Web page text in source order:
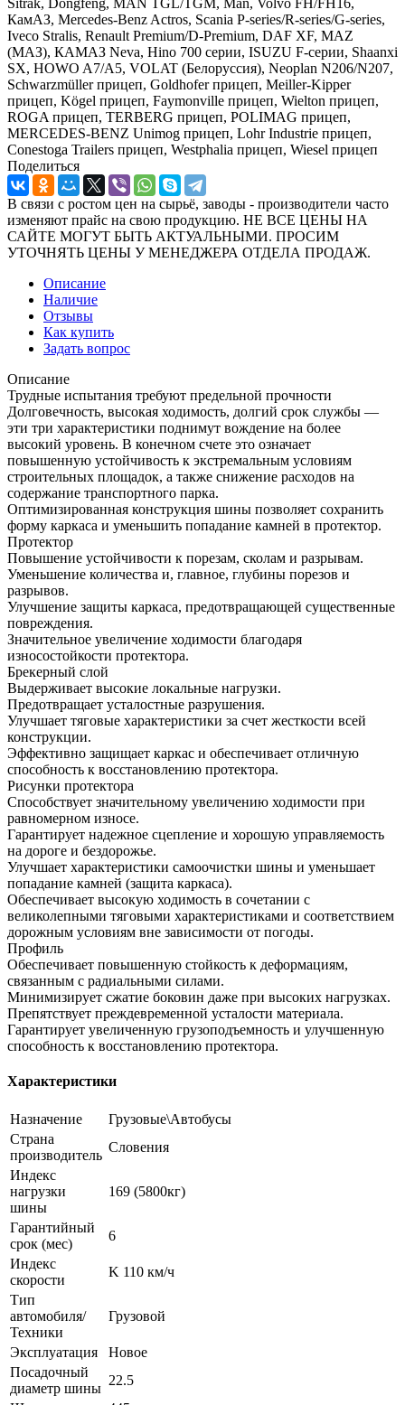
КамАЗ, Mercedes-Benz Actros, Scania P-series/R-series/G-series,
Iveco Stralis, Renault Premium/D-Premium, DAF XF, MAZ
(МАЗ), КАМАЗ Neva, Hino 700 серии, ISUZU F-серии, Shaanxi
SX, HOWO A7/A5, VOLAT (Белоруссия), Neoplan N206/N207,
Schwarzmüller прицеп, Goldhofer прицеп, Meiller-Kipper
прицеп, Kögel прицеп, Faymonville прицеп, Wielton прицеп,
ROGA прицеп, TERBERG прицеп, POLIMAG прицеп,
MERCEDES-BENZ Unimog прицеп, Lohr Industrie прицеп,
Conestoga Trailers прицеп, Westphalia прицеп, Wiesel прицеп
Поделиться
В связи с ростом цен на сырьё, заводы - производители часто
изменяют прайс на свою продукцию. НЕ ВСЕ ЦЕНЫ НА
САЙТЕ МОГУТ БЫТЬ АКТУАЛЬНЫМИ. ПРОСИМ
УТОЧНЯТЬ ЦЕНЫ У МЕНЕДЖЕРА ОТДЕЛА ПРОДАЖ.
Описание
Наличие
Отзывы
Как купить
Задать вопрос
Описание
Трудные испытания требуют предельной прочности
Долговечность, высокая ходимость, долгий срок службы —
эти три характеристики поднимут вождение на более
высокий уровень. В конечном счете это означает
повышенную устойчивость к экстремальным условиям
строительных площадок, а также снижение расходов на
содержание транспортного парка.
Оптимизированная конструкция шины позволяет сохранить
форму каркаса и уменьшить попадание камней в протектор.
Протектор
Повышение устойчивости к порезам, сколам и разрывам.
Уменьшение количества и, главное, глубины порезов и
разрывов.
Улучшение защиты каркаса, предотвращающей существенные
повреждения.
Значительное увеличение ходимости благодаря
износостойкости протектора.
Брекерный слой
Выдерживает высокие локальные нагрузки.
Предотвращает усталостные разрушения.
Улучшает тяговые характеристики за счет жесткости всей
конструкции.
Эффективно защищает каркас и обеспечивает отличную
способность к восстановлению протектора.
Рисунки протектора
Способствует значительному увеличению ходимости при
равномерном износе.
Гарантирует надежное сцепление и хорошую управляемость
на дороге и бездорожье.
Улучшает характеристики самоочистки шины и уменьшает
попадание камней (защита каркаса).
Обеспечивает высокую ходимость в сочетании с
великолепными тяговыми характеристиками и соответствием
дорожным условиям вне зависимости от погоды.
Профиль
Обеспечивает повышенную стойкость к деформациям,
связанным с радиальными силами.
Минимизирует сжатие боковин даже при высоких нагрузках.
Препятствует преждевременной усталости материала.
Гарантирует увеличенную грузоподъемность и улучшенную
способность к восстановлению протектора.
Характеристики
Назначение
Грузовые\Автобусы
Страна
производитель
Словения
Индекс
нагрузки
шины
169 (5800кг)
Гарантийный
срок (мес)
6
Индекс
скорости
K 110 км/ч
Тип
автомобиля/
Техники
Грузовой
Эксплуатация
Новое
Посадочный
диаметр шины
22.5